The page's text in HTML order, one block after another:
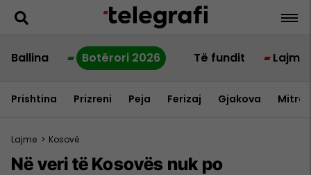
Ballina Botërori 2026 Të fundit Lajme
Prishtina Prizreni Peja Ferizaj Gjakova
Lajme > Kosovë
Në veri të Kosovës nuk po